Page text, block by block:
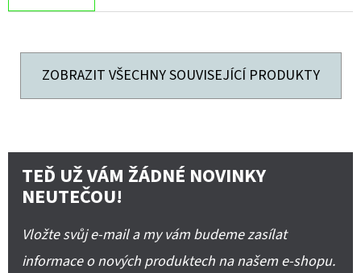
ZOBRAZIT VŠECHNY SOUVISEJÍCÍ PRODUKTY
TEĎ UŽ VÁM ŽÁDNÉ NOVINKY
NEUTEČOU!
Vložte svůj e-mail a my vám budeme zasílat
informace o nových produktech na našem e-shopu.